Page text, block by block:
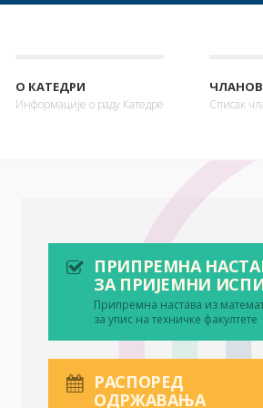
О КАТЕДРИ
Информације о раду Катедре Списак
ПРИПРЕМНА
ЗА ПРИЈЕМНИ
Припремна настава из
за упис на техничке факултете
РАСПОРЕД
ОДРЖАВАЊА